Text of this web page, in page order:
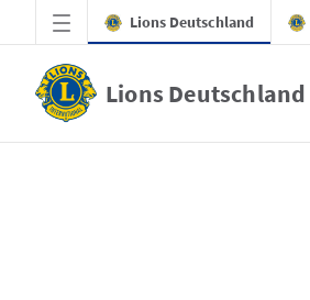
Zum Hauptinhalt springen
Lions Deutschland
Lions Deutschland